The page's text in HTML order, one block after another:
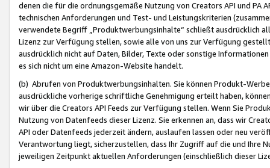
denen die für die ordnungsgemäße Nutzung von Creators API und PA
technischen Anforderungen und Test- und Leistungskriterien
verwendete Begriff „Produktwerbungsinhalte“ schließt ausdrücklich
Lizenz zur Verfügung stellen, sowie alle von uns zur Verfügung
ausdrücklich nicht auf Daten, Bilder, Texte oder sonstige
es sich nicht um eine Amazon-Website handelt.
(b) Abrufen von Produktwerbungsinhalten. Sie können Produkt-
ausdrückliche vorherige schriftliche Genehmigung erteilt haben,
wir über die Creators API Feeds zur Verfügung stellen. Wenn Sie
Nutzung von Datenfeeds dieser Lizenz. Sie erkennen an, dass wir
API oder Datenfeeds jederzeit ändern, auslaufen lassen oder neu
Verantwortung liegt, sicherzustellen, dass Ihr Zugriff auf die und Ihre
jeweiligen Zeitpunkt aktuellen Anforderungen (einschließlich dieser